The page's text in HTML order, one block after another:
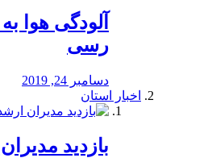
آلودگی هوا
رسی
دسامبر 24, 2019
اخبار استان
بازدید